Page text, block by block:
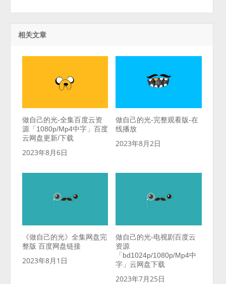
相关文章
做自己的光-全集百度云资
源「1080p/Mp4中字」百度
云网盘更新/下载
2023年8月6日
做自己的光-完整观看版-在
线播放
2023年8月2日
《做自己的光》全集网盘完
整版 百度网盘链接
2023年8月1日
做自己的光-电视剧百度云
资源
「bd1024p/1080p/Mp4中
字」云网盘下载
2023年7月25日